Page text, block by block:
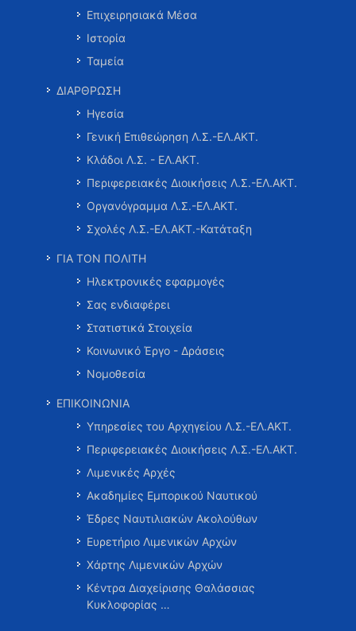
Επιχειρησιακά Μέσα
Ιστορία
Ταμεία
ΔΙΑΡΘΡΩΣΗ
Ηγεσία
Γενική Επιθεώρηση Λ.Σ.-ΕΛ.ΑΚΤ.
Κλάδοι Λ.Σ. - ΕΛ.ΑΚΤ.
Περιφερειακές Διοικήσεις Λ.Σ.-ΕΛ.ΑΚΤ.
Οργανόγραμμα Λ.Σ.-ΕΛ.ΑΚΤ.
Σχολές Λ.Σ.-ΕΛ.ΑΚΤ.-Κατάταξη
ΓΙΑ ΤΟΝ ΠΟΛΙΤΗ
Ηλεκτρονικές εφαρμογές
Σας ενδιαφέρει
Στατιστικά Στοιχεία
Κοινωνικό Έργο - Δράσεις
Νομοθεσία
ΕΠΙΚΟΙΝΩΝΙΑ
Υπηρεσίες του Αρχηγείου Λ.Σ.-ΕΛ.ΑΚΤ.
Περιφερειακές Διοικήσεις Λ.Σ.-ΕΛ.ΑΚΤ.
Λιμενικές Αρχές
Ακαδημίες Εμπορικού Ναυτικού
Έδρες Ναυτιλιακών Ακολούθων
Ευρετήριο Λιμενικών Αρχών
Χάρτης Λιμενικών Αρχών
Κέντρα Διαχείρισης Θαλάσσιας
Κυκλοφορίας …